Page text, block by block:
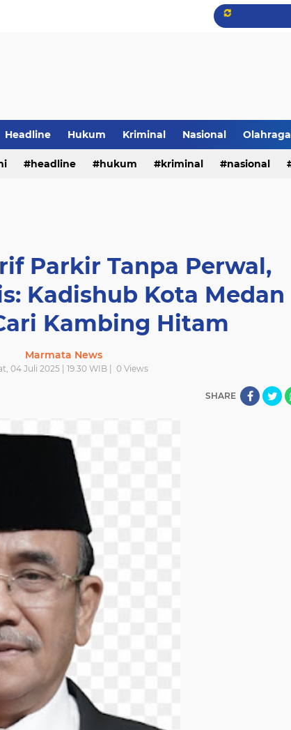
Headline Hukum Kriminal Nasional Olahraga
headline hukum kriminal nasional
Parkir Tanpa Perwal,
Kadishub Kota Medan
Kambing Hitam
Marmata News
04 Juli 2025 | 19.30 WIB | 0Views
SHARE